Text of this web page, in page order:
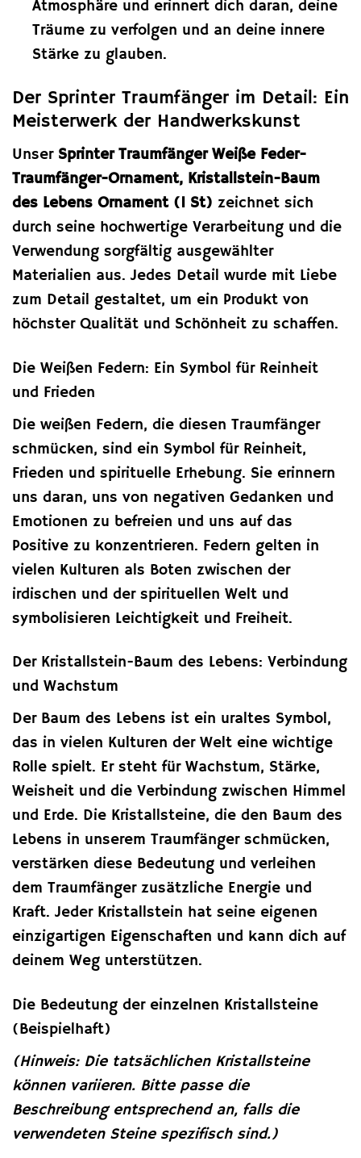
Atmosphäre und erinnert dich daran, deine
Träume zu verfolgen und an deine innere
Stärke zu glauben.
Der Sprinter Traumfänger im Detail: Ein
Meisterwerk der Handwerkskunst
Unser Sprinter Traumfänger Weiße Feder-
Traumfänger-Ornament, Kristallstein-Baum
des Lebens Ornament (1 St) zeichnet sich
durch seine hochwertige Verarbeitung und die
Verwendung sorgfältig ausgewählter
Materialien aus. Jedes Detail wurde mit Liebe
zum Detail gestaltet, um ein Produkt von
höchster Qualität und Schönheit zu schaffen.
Die Weißen Federn: Ein Symbol für Reinheit
und Frieden
Die weißen Federn, die diesen Traumfänger
schmücken, sind ein Symbol für Reinheit,
Frieden und spirituelle Erhebung. Sie erinnern
uns daran, uns von negativen Gedanken und
Emotionen zu befreien und uns auf das
Positive zu konzentrieren. Federn gelten in
vielen Kulturen als Boten zwischen der
irdischen und der spirituellen Welt und
symbolisieren Leichtigkeit und Freiheit.
Der Kristallstein-Baum des Lebens: Verbindung
und Wachstum
Der Baum des Lebens ist ein uraltes Symbol,
das in vielen Kulturen der Welt eine wichtige
Rolle spielt. Er steht für Wachstum, Stärke,
Weisheit und die Verbindung zwischen Himmel
und Erde. Die Kristallsteine, die den Baum des
Lebens in unserem Traumfänger schmücken,
verstärken diese Bedeutung und verleihen
dem Traumfänger zusätzliche Energie und
Kraft. Jeder Kristallstein hat seine eigenen
einzigartigen Eigenschaften und kann dich auf
deinem Weg unterstützen.
Die Bedeutung der einzelnen Kristallsteine
(Beispielhaft)
(Hinweis: Die tatsächlichen Kristallsteine
können variieren. Bitte passe die
Beschreibung entsprechend an, falls die
verwendeten Steine spezifisch sind.)